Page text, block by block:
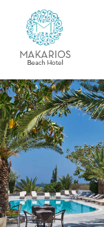
ΑΡΧΙΚΉ
ΔΩΜΆΤΙΑ
ΤΟ ΞΕΝΟΔΟΧΕΊΟ
ΑΝΑΚΑΛΎΨΤΕ
GALLERY